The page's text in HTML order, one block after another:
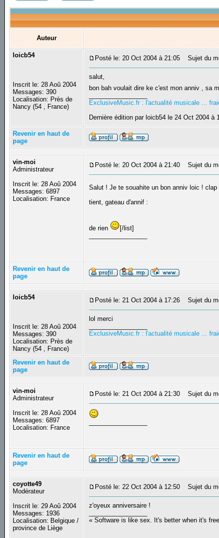
Auteur
loicb54
Inscrit le: 28 Aoû 2004
Messages: 390
Localisation: Près de
Nancy (54 , France)
Posté le: 20 Oct 2004 à 21:05 Sujet du
salut,
bon bah voulait dire ke c'est mon anniv , sa
ExclusiveMusic.fr : l'actualité musicale ...
Dernière édition par loicb54 le 24 Oct 2004
Revenir en haut de
page
vin-moi
Administrateur
Inscrit le: 28 Aoû 2004
Messages: 6897
Localisation: France
Posté le: 20 Oct 2004 à 21:40 Sujet du
Salut ! Je te souahite un bon anniv loic !
tient, gateau d'annif :
de rien
[/list]
Revenir en haut de
page
loicb54
Inscrit le: 28 Aoû 2004
Messages: 390
Localisation: Près de
Nancy (54 , France)
Posté le: 21 Oct 2004 à 17:26 Sujet du
lol merci
ExclusiveMusic.fr : l'actualité musicale ...
Revenir en haut de
page
vin-moi
Administrateur
Inscrit le: 28 Aoû 2004
Messages: 6897
Localisation: France
Posté le: 21 Oct 2004 à 21:30 Sujet du
Revenir en haut de
page
coyotte49
Modérateur
Inscrit le: 29 Aoû 2004
Messages: 1936
Localisation: Belgique /
province de Liège
Posté le: 22 Oct 2004 à 12:50 Sujet du
z'oyeux anniversaire !
« Software is like sex. It's better when it's